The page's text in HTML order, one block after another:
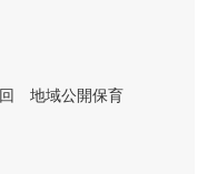
地域公開保育